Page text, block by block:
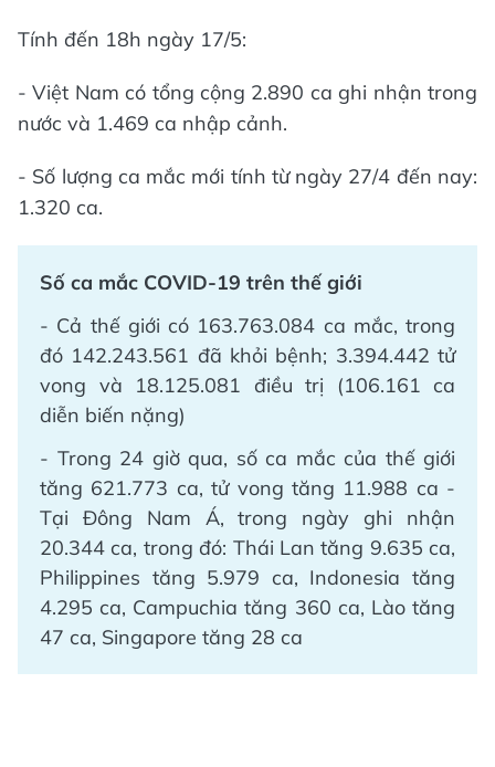
Tính đến 18h ngày 17/5:
- Việt Nam có tổng cộng 2.890 ca ghi nhận trong
nước và 1.469 ca nhập cảnh.
- Số lượng ca mắc mới tính từ ngày 27/4 đến nay:
1.320 ca.
Số ca mắc COVID-19 trên thế giới
- Cả thế giới có 163.763.084 ca mắc, trong
đó 142.243.561 đã khỏi bệnh; 3.394.442 tử
vong và 18.125.081 điều trị (106.161 ca
diễn biến nặng)
- Trong 24 giờ qua, số ca mắc của thế giới
tăng 621.773 ca, tử vong tăng 11.988 ca -
Tại Đông Nam Á, trong ngày ghi nhận
20.344 ca, trong đó: Thái Lan tăng 9.635 ca,
Philippines tăng 5.979 ca, Indonesia tăng
4.295 ca, Campuchia tăng 360 ca, Lào tăng
47 ca, Singapore tăng 28 ca